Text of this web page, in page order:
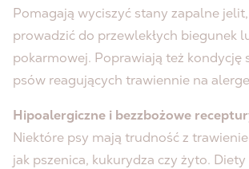
Pomagają wyciszyć stany zapalne
prowadzić do przewlekłych biegunek
pokarmowej. Poprawiają też kondycję
psów reagujących trawiennie na
Hipoalergiczne i bezzbożowe
Niektóre psy mają trudność z
jak pszenica, kukurydza czy żyto.